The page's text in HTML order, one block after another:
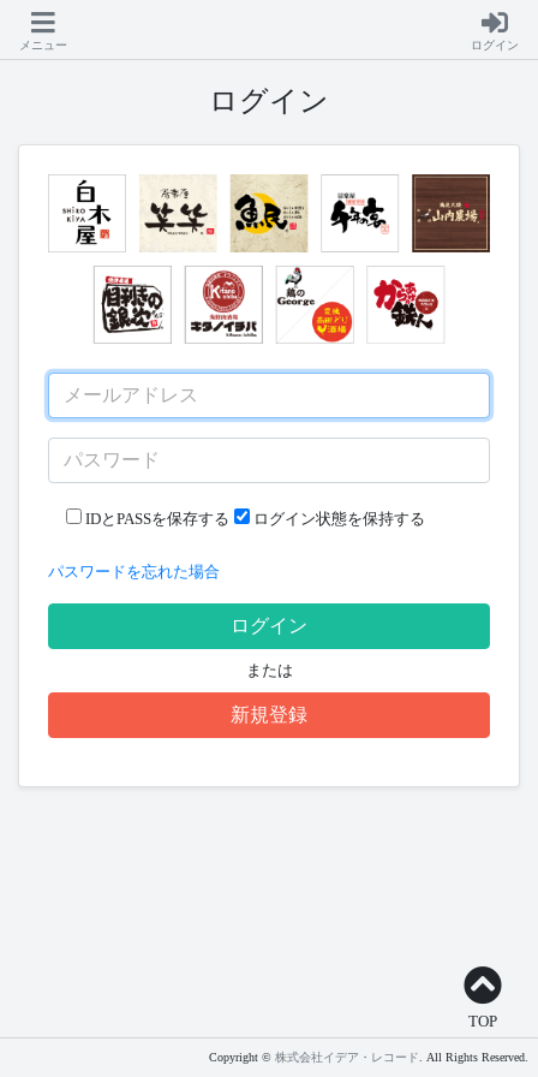
メニュー ログイン
ログイン
IDとPASSを保存する ログイン状態を保持する
パスワードを忘れた場合
ログイン
または
新規登録
Copyright © 株式会社イデア・レコード . All Rights Reserved.
TOP